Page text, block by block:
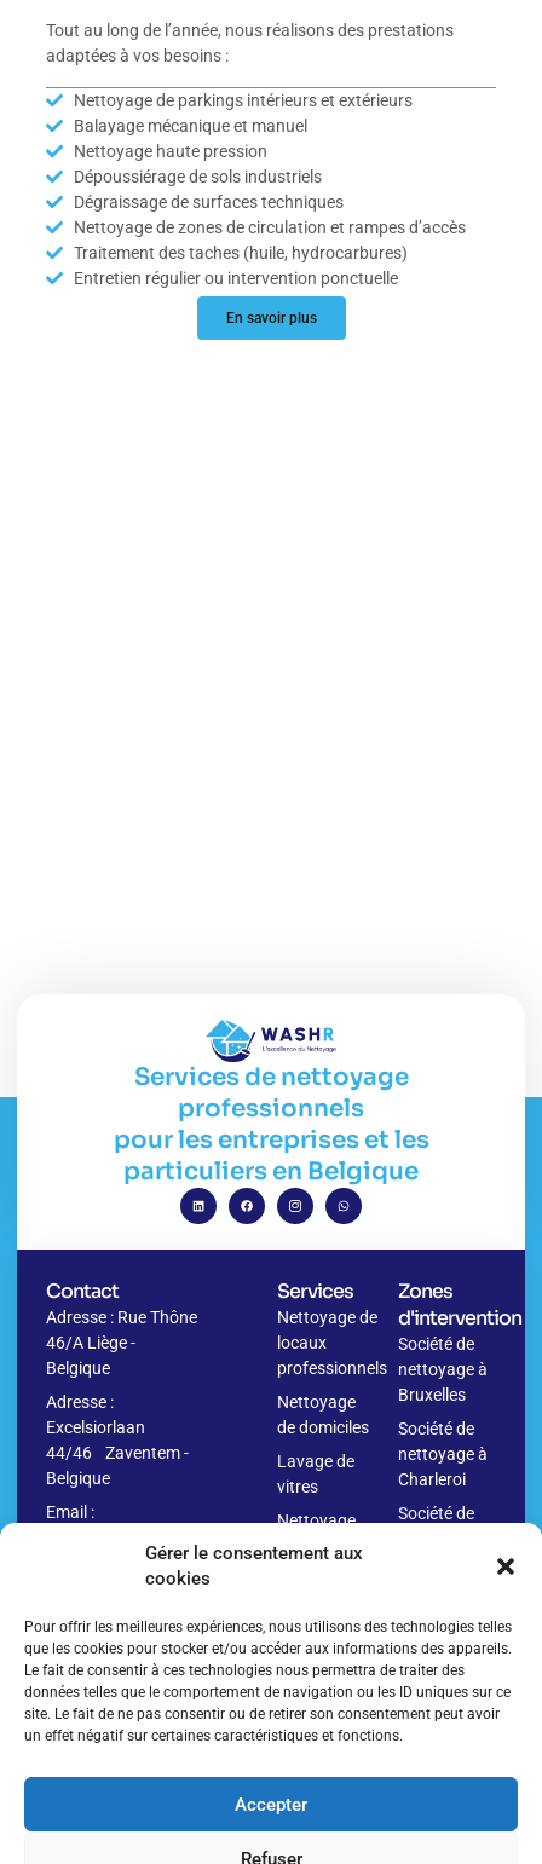
Gérer le consentement aux
cookies
Pour offrir les meilleures expériences, nous utilisons des technologies telles
que les cookies pour stocker et/ou accéder aux informations des appareils.
Le fait de consentir à ces technologies nous permettra de traiter des
données telles que le comportement de navigation ou les ID uniques sur ce
site. Le fait de ne pas consentir ou de retirer son consentement peut avoir
un effet négatif sur certaines caractéristiques et fonctions.
Accepter
Refuser
Tout au long de l’année, nous réalisons des prestations
adaptées à vos besoins :
Nettoyage de parkings intérieurs et extérieurs
Balayage mécanique et manuel
Nettoyage haute pression
Dépoussiérage de sols industriels
Dégraissage de surfaces techniques
Nettoyage de zones de circulation et rampes d’accès
Traitement des taches (huile, hydrocarbures)
Entretien régulier ou intervention ponctuelle
En savoir plus
Services de nettoyage
professionnels
pour les entreprises et les
particuliers en Belgique
Contact
Adresse : Rue Thône
46/A Liège -
Belgique
Adresse :
Excelsiorlaan
44/46 Zaventem -
Belgique
Email :
280.10.09
Services
Nettoyage de
locaux
professionnels
Nettoyage
de domiciles
Lavage de
vitres
Nettoyage
avant
après
déménagement
Nettoyage
de
bâtiments
Nettoyage
parkings et
Zones
d'intervention
Société de
nettoyage à
Bruxelles
Société de
nettoyage à
Charleroi
Société de
nettoyage à
Anvers
Société de
nettoyage à
Liège